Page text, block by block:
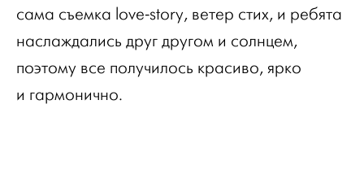
сама съемка love-story, ветер стих, и ребята
наслаждались друг другом и солнцем,
поэтому все получилось красиво, ярко
и гармонично.